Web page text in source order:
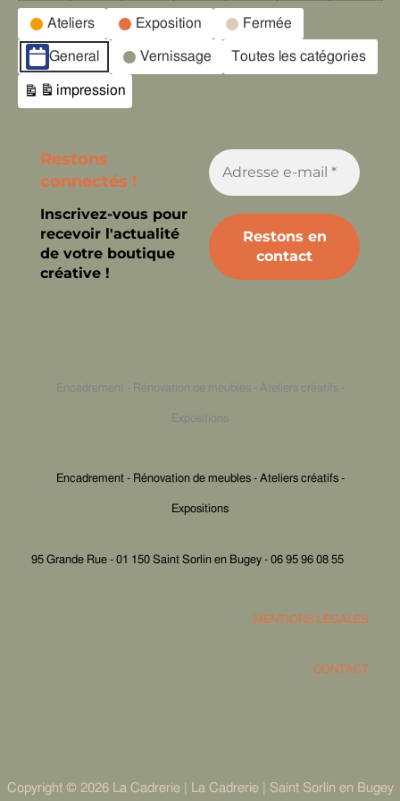
Catégories
d’évènement
Ateliers Exposition Fermée
General Vernissage Toutes les catégories
Vue
impression
Restons
connectés !
Inscrivez-vous pour
recevoir l'actualité
de votre boutique
créative !
Encadrement - Rénovation de meubles - Ateliers créatifs -
Expositions
Encadrement - Rénovation de meubles - Ateliers créatifs -
Expositions
95 Grande Rue - 01 150 Saint Sorlin en Bugey - 06 95 96 08 55
MENTIONS LÉGALES
CONTACT
Copyright © 2026 La Cadrerie | La Cadrerie | Saint Sorlin en Bugey